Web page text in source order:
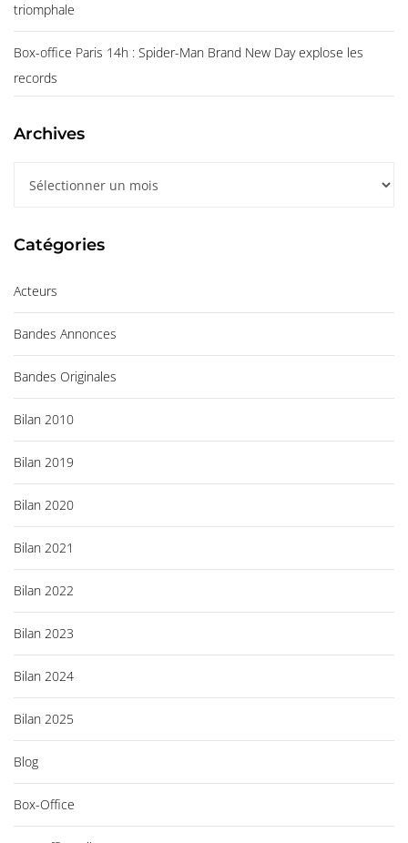
triomphale
Box-office Paris 14h : Spider-Man Brand New Day explose les
records
Archives
h
v
e
s
Catégories
Acteurs
Bandes Annonces
Bandes Originales
Bilan 2010
Bilan 2019
Bilan 2020
Bilan 2021
Bilan 2022
Bilan 2023
Bilan 2024
Bilan 2025
Blog
Box-Office